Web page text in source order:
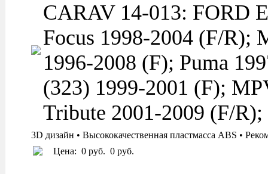
CARAV 14-013: FORD
Focus 1998-2004 (F/R);
1996-2008 (F); Puma
(323) 1999-2001 (F);
Tribute 2001-2009 (F/
3D дизайн • Высококачественная пластмасса ABS •
Цена: 0 руб. 0 руб.